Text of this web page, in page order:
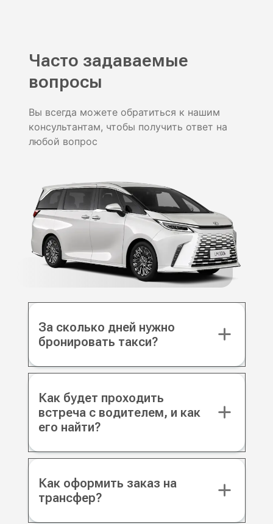
Часто задаваемые
вопросы
Вы всегда можете обратиться к нашим
консультантам, чтобы получить ответ на
любой вопрос
За сколько дней нужно
бронировать такси?
Как будет проходить
встреча с водителем, и как
его найти?
Как оформить заказ на
трансфер?